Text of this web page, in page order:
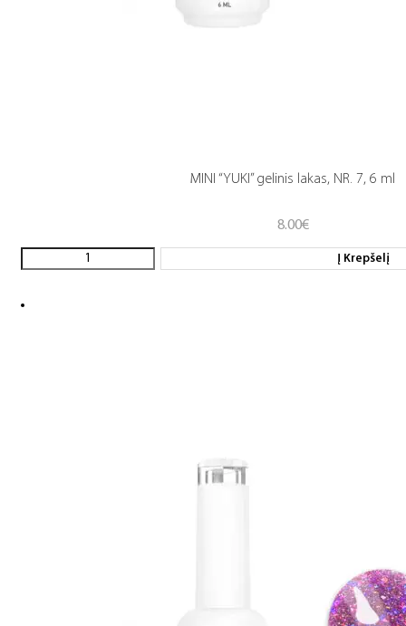
MINI “YUKI” gelinis lakas, NR. 7, 6 ml
8.00€
Į Krepšelį